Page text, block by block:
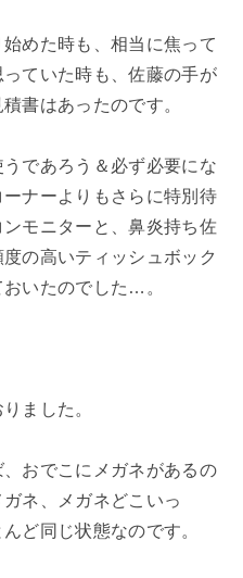
めた時も、相当に焦って
ていた時も、佐藤の手が
書はあったのです。
であろう＆必ず必要にな
ナーよりもさらに特別待
モニターと、鼻炎持ち佐
の高いティッシュボック
いたのでした…。
ました。
おでこにメガネがあるの
ネ、メガネどこいっ
ど同じ状態なのです。